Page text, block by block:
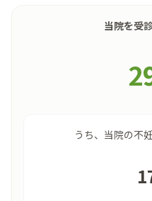
当院を受
うち、当院の不